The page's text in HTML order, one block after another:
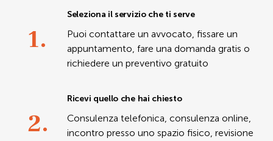
1.
Seleziona il servizio che ti serve
Puoi contattare un avvocato, fissare un
appuntamento, fare una domanda gratis o
richiedere un preventivo gratuito
2.
Ricevi quello che hai chiesto
Consulenza telefonica, consulenza online,
incontro presso uno spazio fisico, revisione